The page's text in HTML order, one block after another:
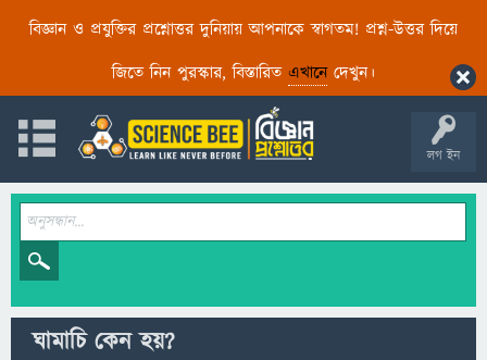
বিজ্ঞান ও প্রযুক্তির প্রশ্নোত্তর দুনিয়ায় আপনাকে স্বাগতম! প্রশ্ন-উত্তর দিয়ে
জিতে নিন পুরস্কার, বিস্তারিত এখানেদেখুন।
লগ ইন
ঘামাচি কেন হয়?